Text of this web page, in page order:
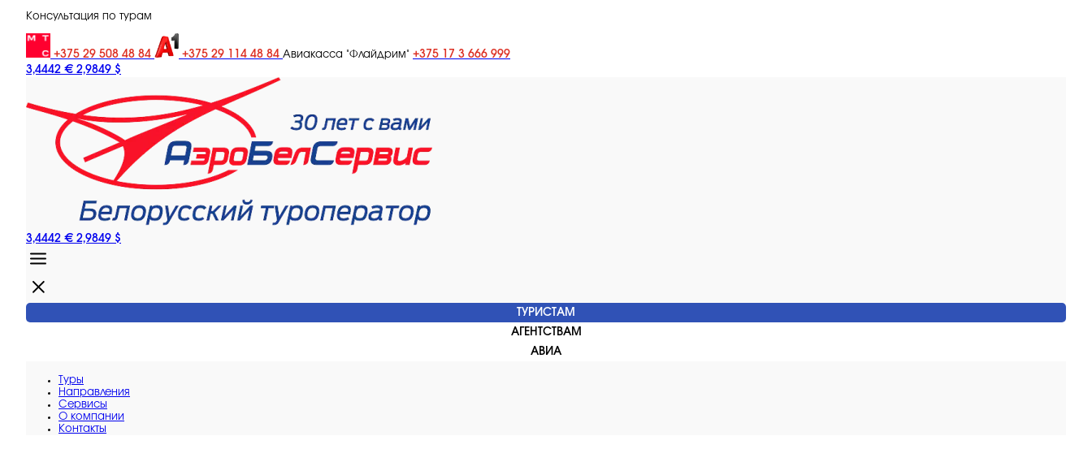
Консультация по турам
+375 29 508 48 84 +375 29 114 48 84 Авиакасса "Флайдрим" +375 17 3 666 999
3,4442 € 2,9849 $
3,4442 € 2,9849 $
ТУРИСТАМ
АГЕНТСТВАМ
АВИА
Туры
Направления
Сервисы
O компании
Контакты